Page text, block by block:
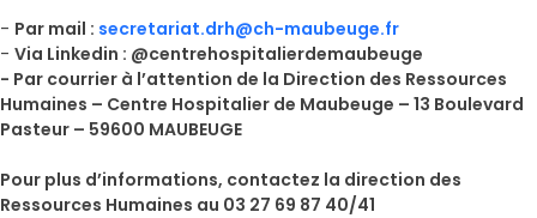
- Par mail : secretariat.drh@ch-maubeuge.fr
- Via Linkedin : @centrehospitalierdemaubeuge
- Par courrier à l’attention de la Direction des Ressources
Humaines – Centre Hospitalier de Maubeuge – 13 Boulevard
Pasteur – 59600 MAUBEUGE
Pour plus d’informations, contactez la direction des
Ressources Humaines au 03 27 69 87 40/41